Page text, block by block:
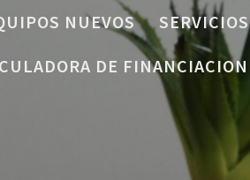
NUEVOS SERVICIOS
DE FINANCIACION